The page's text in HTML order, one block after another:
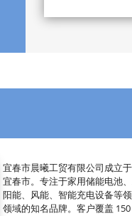
宜春市晨曦工贸有限公司成立
宜春市。专注于家用储能电池
阳能、风能、智能充电设备等
领域的知名品牌。客户覆盖